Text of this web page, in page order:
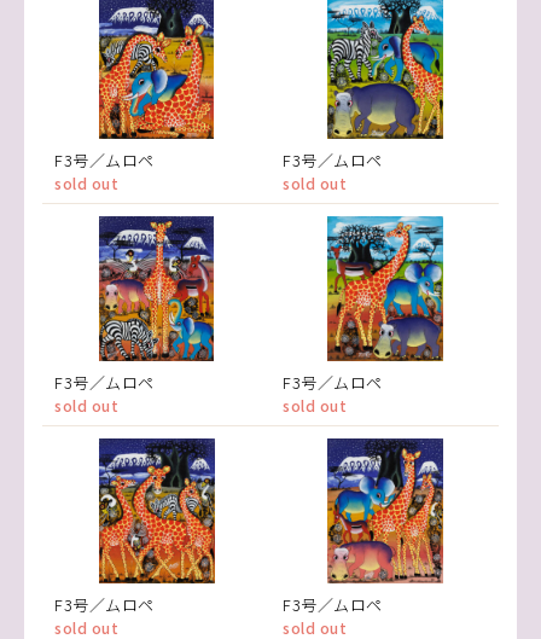
F3号／ムロペ
sold out
F3号／ムロペ
sold out
F3号／ムロペ
sold out
F3号／ムロペ
sold out
F3号／ムロペ
sold out
F3号／ムロペ
sold out